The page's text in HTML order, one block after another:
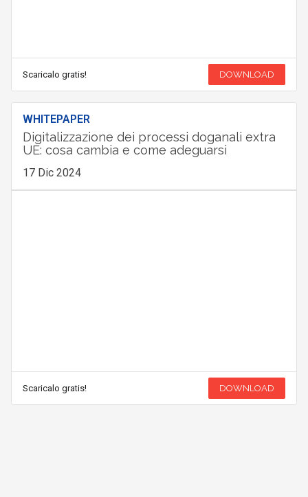
Scaricalo gratis! DOWNLOAD
WHITEPAPER
Digitalizzazione dei processi doganali extra
UE: cosa cambia e come adeguarsi
17 Dic 2024
Scaricalo gratis! DOWNLOAD